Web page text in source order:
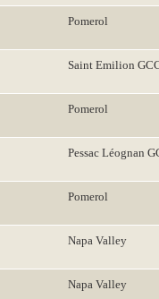
Pomerol
Saint Emilion
Pomerol
Pessac Léognan
Pomerol
Napa Valley
Napa Valley